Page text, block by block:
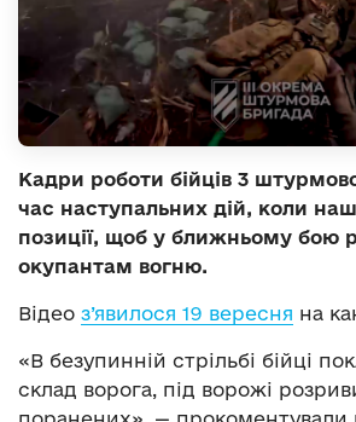
Кадри роботи бійців 3
час наступальних дій, коли
позиції, щоб у ближньому бою
окупантам вогню.
Відео з’явилося 19 вересня на
«В безупинній стрільбі бійці
склад ворога, під ворожі